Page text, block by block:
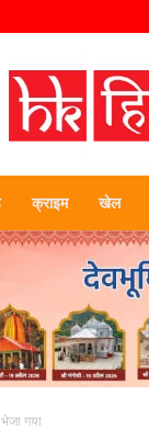
क्राइम खेल
गया